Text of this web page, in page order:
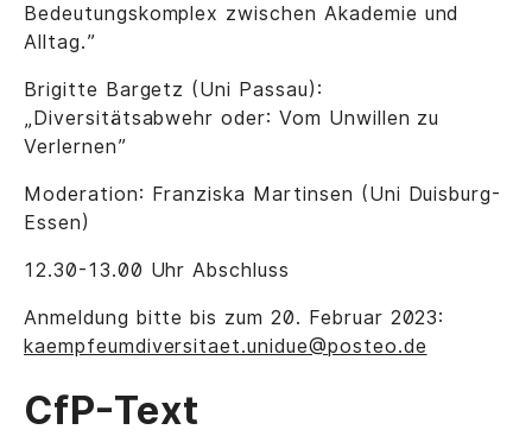
Bedeutungskomplex zwischen Akademie und
Alltag.”
Brigitte Bargetz (Uni Passau):
„Diversitätsabwehr oder: Vom Unwillen zu
Verlernen”
Moderation: Franziska Martinsen (Uni Duisburg-
Essen)
12.30-13.00 Uhr Abschluss
Anmeldung bitte bis zum 20. Februar 2023:
kaempfeumdiversitaet.unidue@posteo.de
CfP-Text